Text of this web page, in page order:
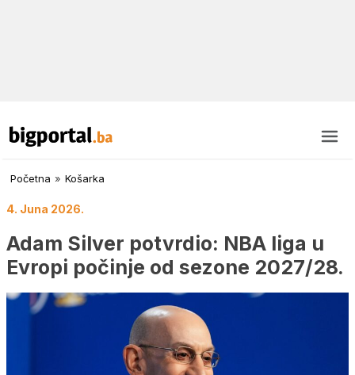
Početna » Košarka
4. Juna 2026.
Adam Silver potvrdio: NBA liga u
Evropi počinje od sezone 2027/28.